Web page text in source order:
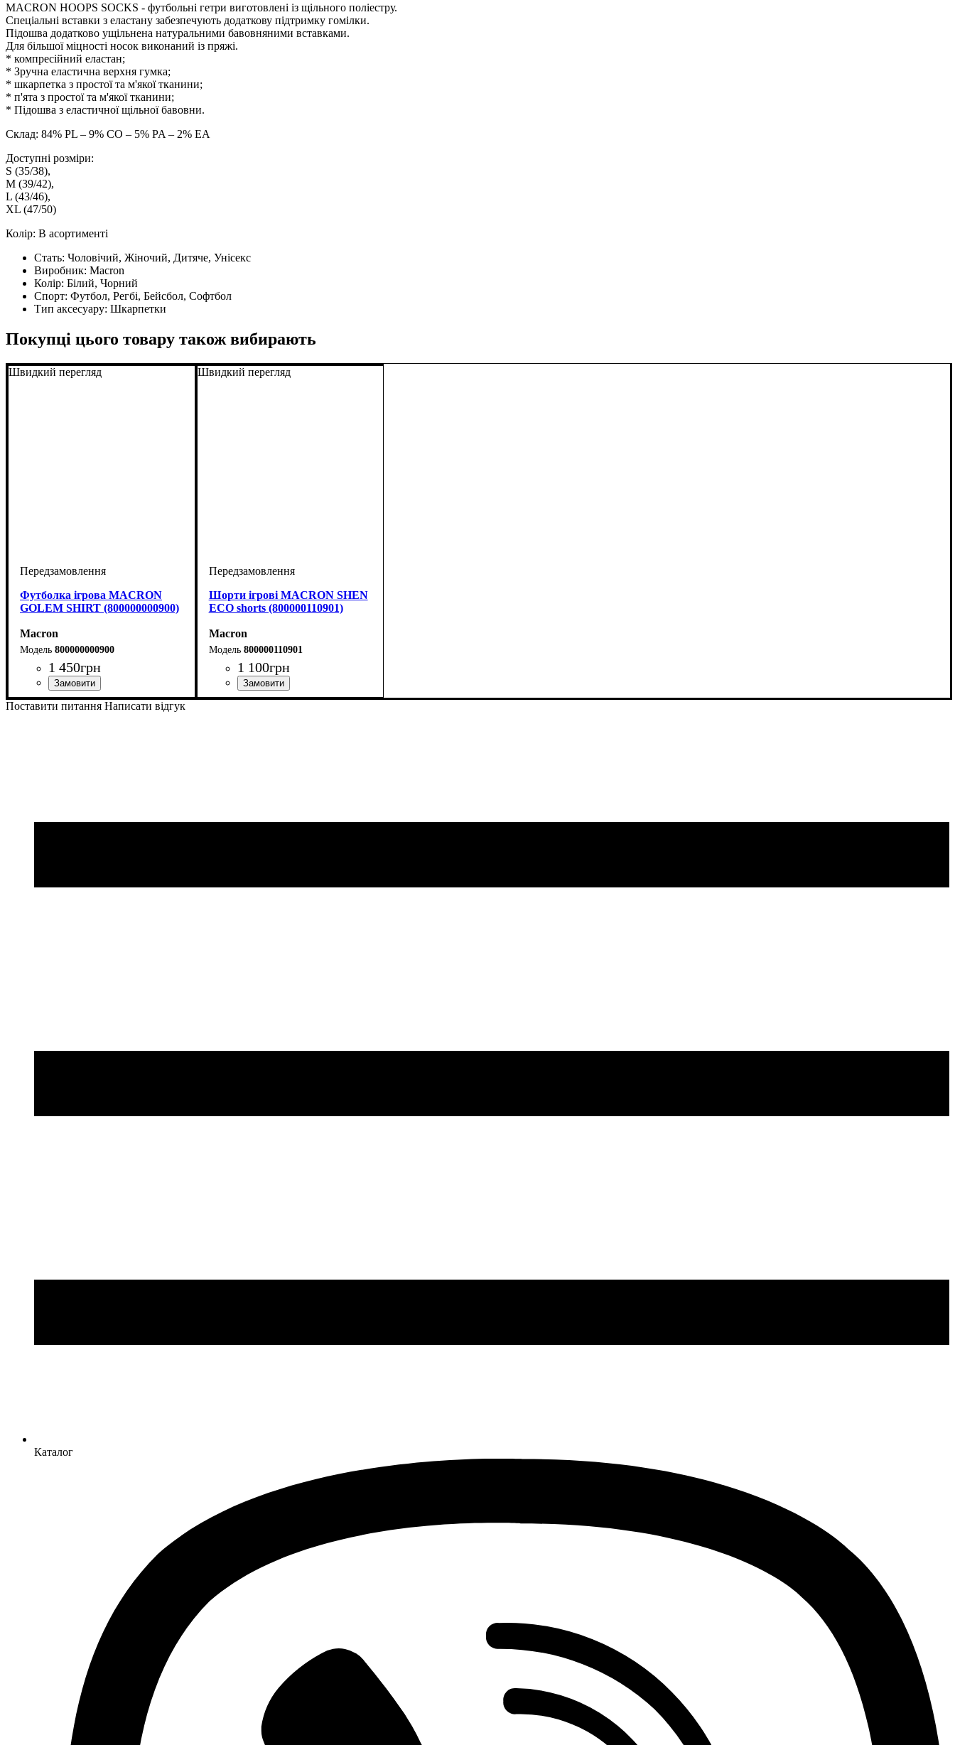
MACRON HOOPS SOCKS - футбольні гетри виготовлені із щільного поліестру.
Спеціальні вставки з еластану забезпечують додаткову підтримку гомілки.
Підошва додатково ущільнена натуральними бавовняними вставками.
Для більшої міцності носок виконаний із пряжі.
* компресійний еластан;
* Зручна еластична верхня гумка;
* шкарпетка з простої та м'якої тканини;
* п'ята з простої та м'якої тканини;
* Підошва з еластичної щільної бавовни.
Склад: 84% PL – 9% CO – 5% PA – 2% EA
Доступні розміри:
S (35/38),
M (39/42),
L (43/46),
XL (47/50)
Колір: В асортименті
Стать: Чоловічий, Жіночий, Дитяче, Унісекс
Виробник: Macron
Колір: Білий, Чорний
Спорт: Футбол, Регбі, Бейсбол, Софтбол
Тип аксесуару: Шкарпетки
Покупці цього товару також вибирають
Швидкий перегляд
Футболка ігрова MACRON
GOLEM SHIRT (800000000900)
Macron
800000000900
1 450грн
Стать: Дитяче, Унісекс, Чоловічий
Виробник: Macron
Колір: Чорний
Швидкий перегляд
Шорти ігрові MACRON SHEN
ECO shorts (800000110901)
Macron
800000110901
1 100грн
Колір: Чорний
Поставити питання Написати відгук
Каталог